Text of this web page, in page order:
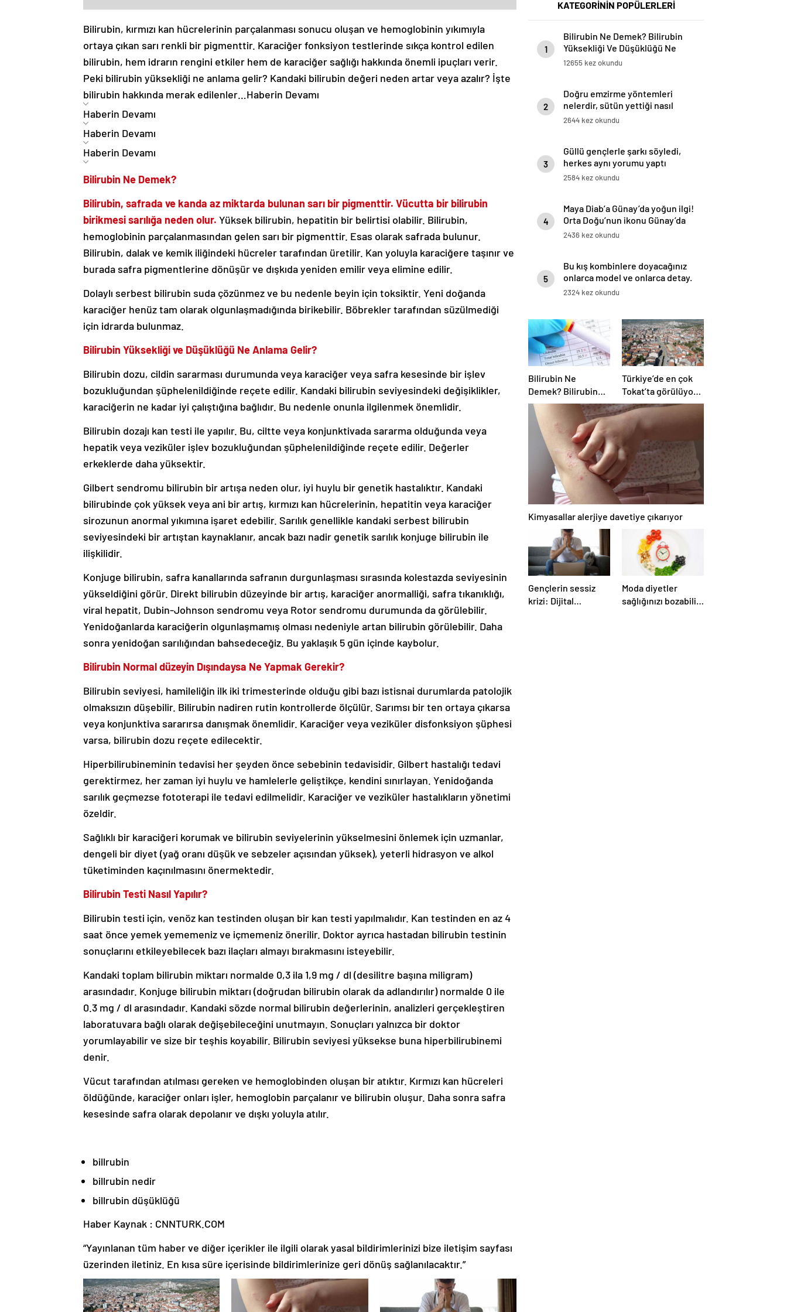
Bilirubin, kırmızı kan hücrelerinin parçalanması sonucu oluşan ve hemoglobinin yıkımıyla
ortaya çıkan sarı renkli bir pigmenttir. Karaciğer fonksiyon testlerinde sıkça kontrol edilen
bilirubin, hem idrarın rengini etkiler hem de karaciğer sağlığı hakkında önemli ipuçları verir.
Peki bilirubin yüksekliği ne anlama gelir? Kandaki bilirubin değeri neden artar veya azalır? İşte
bilirubin hakkında merak edilenler… Haberin Devamı
Haberin Devamı
Haberin Devamı
Haberin Devamı
Bilirubin Ne Demek?
Bilirubin, safrada ve kanda az miktarda bulunan sarı bir pigmenttir. Vücutta bir bilirubin
birikmesi sarılığa neden olur. Yüksek bilirubin, hepatitin bir belirtisi olabilir. Bilirubin,
hemoglobinin parçalanmasından gelen sarı bir pigmenttir. Esas olarak safrada bulunur.
Bilirubin, dalak ve kemik iliğindeki hücreler tarafından üretilir. Kan yoluyla karaciğere taşınır ve
burada safra pigmentlerine dönüşür ve dışkıda yeniden emilir veya elimine edilir.
Dolaylı serbest bilirubin suda çözünmez ve bu nedenle beyin için toksiktir. Yeni doğanda
karaciğer henüz tam olarak olgunlaşmadığında birikebilir. Böbrekler tarafından süzülmediği
için idrarda bulunmaz.
Bilirubin Yüksekliği ve Düşüklüğü Ne Anlama Gelir?
Bilirubin dozu, cildin sararması durumunda veya karaciğer veya safra kesesinde bir işlev
bozukluğundan şüphelenildiğinde reçete edilir. Kandaki bilirubin seviyesindeki değişiklikler,
karaciğerin ne kadar iyi çalıştığına bağlıdır. Bu nedenle onunla ilgilenmek önemlidir.
Bilirubin dozajı kan testi ile yapılır. Bu, ciltte veya konjunktivada sararma olduğunda veya
hepatik veya veziküler işlev bozukluğundan şüphelenildiğinde reçete edilir. Değerler
erkeklerde daha yüksektir.
Gilbert sendromu bilirubin bir artışa neden olur, iyi huylu bir genetik hastalıktır. Kandaki
bilirubinde çok yüksek veya ani bir artış, kırmızı kan hücrelerinin, hepatitin veya karaciğer
sirozunun anormal yıkımına işaret edebilir. Sarılık genellikle kandaki serbest bilirubin
seviyesindeki bir artıştan kaynaklanır, ancak bazı nadir genetik sarılık konjuge bilirubin ile
ilişkilidir.
Konjuge bilirubin, safra kanallarında safranın durgunlaşması sırasında kolestazda seviyesinin
yükseldiğini görür. Direkt bilirubin düzeyinde bir artış, karaciğer anormalliği, safra tıkanıklığı,
viral hepatit, Dubin-Johnson sendromu veya Rotor sendromu durumunda da görülebilir.
Yenidoğanlarda karaciğerin olgunlaşmamış olması nedeniyle artan bilirubin görülebilir. Daha
sonra yenidoğan sarılığından bahsedeceğiz. Bu yaklaşık 5 gün içinde kaybolur.
Bilirubin Normal düzeyin Dışındaysa Ne Yapmak Gerekir?
Bilirubin seviyesi, hamileliğin ilk iki trimesterinde olduğu gibi bazı istisnai durumlarda patolojik
olmaksızın düşebilir. Bilirubin nadiren rutin kontrollerde ölçülür. Sarımsı bir ten ortaya çıkarsa
veya konjunktiva sararırsa danışmak önemlidir. Karaciğer veya veziküler disfonksiyon şüphesi
varsa, bilirubin dozu reçete edilecektir.
Hiperbilirubineminin tedavisi her şeyden önce sebebinin tedavisidir. Gilbert hastalığı tedavi
gerektirmez, her zaman iyi huylu ve hamlelerle geliştikçe, kendini sınırlayan. Yenidoğanda
sarılık geçmezse fototerapi ile tedavi edilmelidir. Karaciğer ve veziküler hastalıkların yönetimi
özeldir.
Sağlıklı bir karaciğeri korumak ve bilirubin seviyelerinin yükselmesini önlemek için uzmanlar,
dengeli bir diyet (yağ oranı düşük ve sebzeler açısından yüksek), yeterli hidrasyon ve alkol
tüketiminden kaçınılmasını önermektedir.
Bilirubin Testi Nasıl Yapılır?
Bilirubin testi için, venöz kan testinden oluşan bir kan testi yapılmalıdır. Kan testinden en az 4
saat önce yemek yememeniz ve içmemeniz önerilir. Doktor ayrıca hastadan bilirubin testinin
sonuçlarını etkileyebilecek bazı ilaçları almayı bırakmasını isteyebilir.
Kandaki toplam bilirubin miktarı normalde 0,3 ila 1,9 mg / dl (desilitre başına miligram)
arasındadır. Konjuge bilirubin miktarı (doğrudan bilirubin olarak da adlandırılır) normalde 0 ile
0.3 mg / dl arasındadır. Kandaki sözde normal bilirubin değerlerinin, analizleri gerçekleştiren
laboratuvara bağlı olarak değişebileceğini unutmayın. Sonuçları yalnızca bir doktor
yorumlayabilir ve size bir teşhis koyabilir. Bilirubin seviyesi yüksekse buna hiperbilirubinemi
denir.
Vücut tarafından atılması gereken ve hemoglobinden oluşan bir atıktır. Kırmızı kan hücreleri
öldüğünde, karaciğer onları işler, hemoglobin parçalanır ve bilirubin oluşur. Daha sonra safra
kesesinde safra olarak depolanır ve dışkı yoluyla atılır.
billrubin
billrubin nedir
billrubin düşüklüğü
Haber Kaynak : CNNTURK.COM
“Yayınlanan tüm haber ve diğer içerikler ile ilgili olarak yasal bildirimlerinizi bize iletişim sayfası
üzerinden iletiniz. En kısa süre içerisinde bildirimlerinize geri dönüş sağlanılacaktır.”
KATEGORİNİN POPÜLERLERİ
1
Bilirubin Ne Demek? Bilirubin
Yüksekliği Ve Düşüklüğü Ne
Anlama Gelir?
12655 kez okundu
2
Doğru emzirme yöntemleri
nelerdir, sütün yettiği nasıl
anlaşılır?
2644 kez okundu
3
Güllü gençlerle şarkı söyledi,
herkes aynı yorumu yaptı
2584 kez okundu
4
Maya Diab’a Günay’da yoğun ilgi!
Orta Doğu’nun ikonu Günay’da
hayran bıraktı!
2436 kez okundu
5
Bu kış kombinlere doyacağınız
onlarca model ve onlarca detay.
2324 kez okundu
Bilirubin Ne
Demek? Bilirubin
Yüksekliği Ve
Düşüklüğü Ne
Anlama Gelir?
Türkiye’de en çok
Tokat’ta görülüyor;
uzmanlar genetik
danışmanlık için
vatandaşları
uyarıyor! FMF
hastalığı alarmı
Kimyasallar alerjiye davetiye çıkarıyor
Gençlerin sessiz
krizi: Dijital
Moda diyetler
sağlığınızı bozabilir!